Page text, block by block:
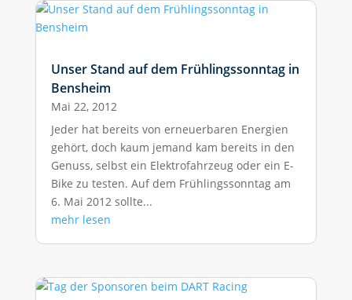
Unser Stand auf dem Frühlingssonntag in
Bensheim
Mai 22, 2012
Jeder hat bereits von erneuerbaren Energien
gehört, doch kaum jemand kam bereits in den
Genuss, selbst ein Elektrofahrzeug oder ein E-
Bike zu testen. Auf dem Frühlingssonntag am
6. Mai 2012 sollte...
mehr lesen